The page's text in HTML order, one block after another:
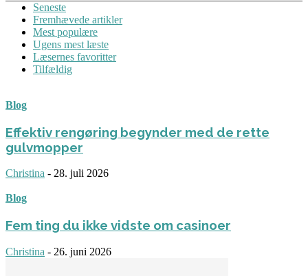
Seneste
Fremhævede artikler
Mest populære
Ugens mest læste
Læsernes favoritter
Tilfældig
Blog
Effektiv rengøring begynder med de rette
gulvmopper
Christina - 28. juli 2026
Blog
Fem ting du ikke vidste om casinoer
Christina - 26. juni 2026